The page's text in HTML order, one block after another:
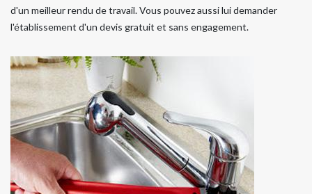
d'un meilleur rendu de travail. Vous pouvez aussi lui demander
l'établissement d'un devis gratuit et sans engagement.